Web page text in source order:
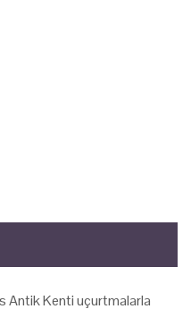
Antik Kenti uçurtmalarla